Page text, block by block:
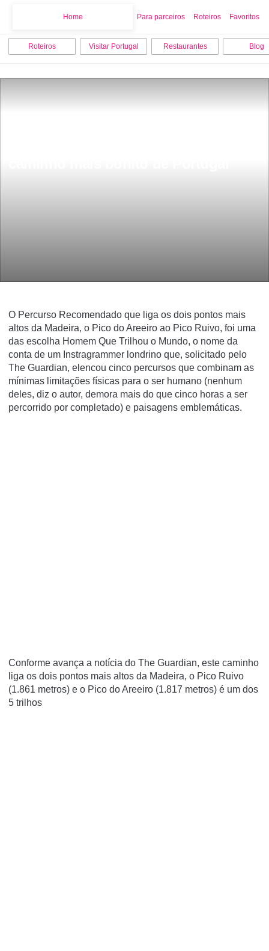
Home Para parceiros Roteiros Favoritos
Roteiros Visitar Portugal Restaurantes Blog
O Percurso Recomendado que liga os dois pontos mais
altos da Madeira, o Pico do Areeiro ao Pico Ruivo, foi uma
das escolha Homem Que Trilhou o Mundo, o nome da
conta de um Instragrammer londrino que, solicitado pelo
The Guardian, elencou cinco percursos que combinam as
mínimas limitações físicas para o ser humano (nenhum
deles, diz o autor, demora mais do que cinco horas a ser
percorrido por completado) e paisagens emblemáticas.
Conforme avança a notícia do The Guardian, este caminho
liga os dois pontos mais altos da Madeira, o Pico Ruivo
(1.861 metros) e o Pico do Areeiro (1.817 metros) é um dos
5 trilhos